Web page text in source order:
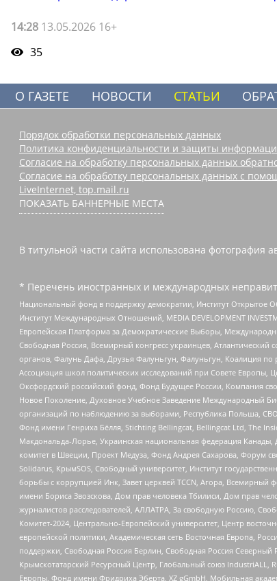
14:28 13.05.2026 16+
35
О ГАЗЕТЕ НОВОСТИ СТАТЬИ
Порядок обработки персональных данных
Политика конфиденциальности и защиты
Согласие на обработку персональных данных
Согласие на обработку персональных данных с
LiveInternet, top.mail.ru
ПОКАЗАТЬ БАННЕРНЫЕ МЕСТА
В титульной части сайта использована фотография
* Перечень иностранных и международных
Национальный фонд в поддержку демократии, Институт
Институт Международных Отношений, MEDIA DEVELOPMENT
Европейская Платформа за Демократические Выборы,
Свободная Россия, Всемирный конгресс украинцев,
органов, Фалунь Дафа, Друзья Фалуньгун, Фалуньгун, Коалиция по
Ассоциация школ политических исследований при Совете
Оксфордский российский фонд, Фонд Будущее России, Компания
Новое Поколение, Духовное Учебное Заведение Международный
организаций по наблюдению за выборами, Республика Польша,
Фонд имени Генриха Бёлля, Stichting Bellingcat, Bellingcat Ltd, The
Макдональда-Лорье, Украинская национальная федерация
комитет в Швеции, Проект Медуза, Фонд Андрея Сахарова, Форум
Solidarus, КрымSOS, Свободный университет, Институт
борьбы с коррупцией Инк, Завет церквей TCCN, Агора, Всемирный
имени Бориса Звозскова, Дом прав человека Тбилиси, Дом прав
журналистов расследователей, АЛЛАТРА, За свободную Россию,
Комитет-2024, Центрально-Европейский университет, Центр
европейской политики, Академическая сеть Восточная Европа,
поддержки, Свободная Россия Берлин, Свободная Россия
Крымскотатарский Ресурсный Центр, Глобальный союз IndustriALL,
Европы, Фонд имени Фридриха Эберта, XZ gGmbH, Мобильная